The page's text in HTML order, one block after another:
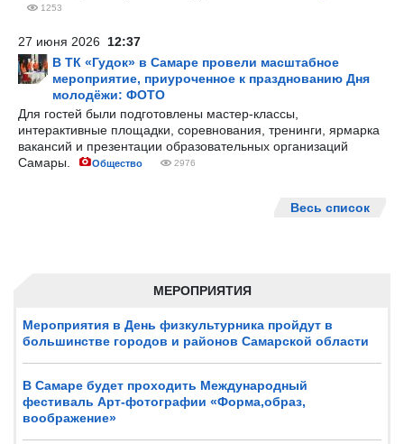
МЕРОПРИЯТИЯ
Мероприятия в День физкультурника пройдут в
большинстве городов и районов Самарской области
В Самаре будет проходить Международный
фестиваль Арт-фотографии «Форма,образ,
воображение»
1253
27 июня 2026 12:37
В ТК «Гудок» в Самаре провели масштабное
мероприятие, приуроченное к празднованию Дня
молодёжи: ФОТО
Для гостей были подготовлены мастер-классы,
интерактивные площадки, соревнования, тренинги, ярмарка
вакансий и презентации образовательных организаций
Самары.
Общество 2976
Весь список